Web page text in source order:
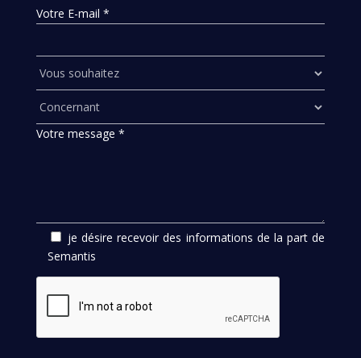
Votre E-mail *
Votre message *
je désire recevoir des informations de la part de
Semantis